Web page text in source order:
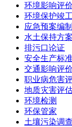
环境影响评价
环境保护竣
应急预案编制
水土保持方
排污口论证
安全生产标
交通影响评价
职业病危害
地质灾害评
环境检测
环保管家
土壤污染调查